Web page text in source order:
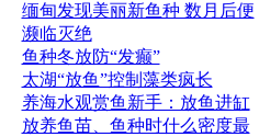
缅甸发现美丽新鱼种 数月后便
濒临灭绝
鱼种冬放防“发癫”
太湖“放鱼”控制藻类疯长
养海水观赏鱼新手：放鱼进缸
放养鱼苗、鱼种时什么密度最